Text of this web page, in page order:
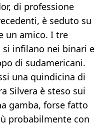
di professione
è seduto su
un amico. I tre
infilano nei binari e
di sudamericani.
una quindicina di
Silvera è steso sui
gamba, forse fatto
probabilmente con